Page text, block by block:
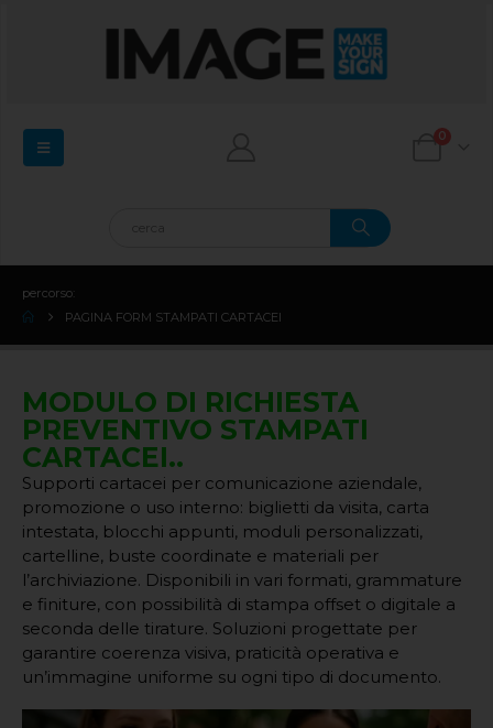
0
percorso:
PAGINA FORM STAMPATI CARTACEI
MODULO DI RICHIESTA
PREVENTIVO STAMPATI
CARTACEI..
Supporti cartacei per comunicazione aziendale,
promozione o uso interno: biglietti da visita, carta
intestata, blocchi appunti, moduli personalizzati,
cartelline, buste coordinate e materiali per
l’archiviazione. Disponibili in vari formati, grammature
e finiture, con possibilità di stampa offset o digitale a
seconda delle tirature. Soluzioni progettate per
garantire coerenza visiva, praticità operativa e
un’immagine uniforme su ogni tipo di documento.